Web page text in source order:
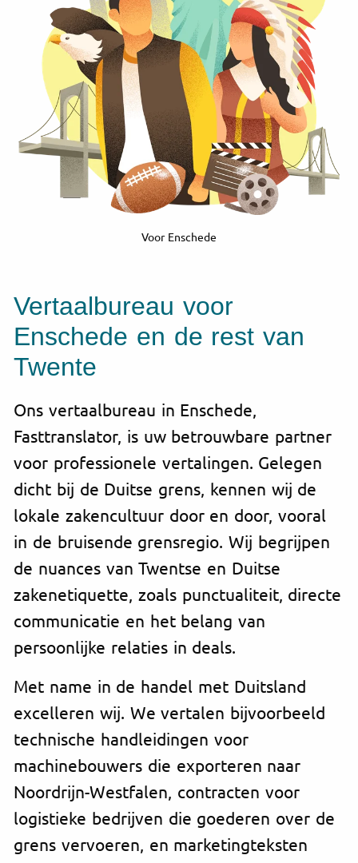
Voor Enschede
Vertaalbureau voor
Enschede en de rest van
Twente
Ons vertaalbureau in Enschede,
Fasttranslator, is uw betrouwbare partner
voor professionele vertalingen. Gelegen
dicht bij de Duitse grens, kennen wij de
lokale zakencultuur door en door, vooral
in de bruisende grensregio. Wij begrijpen
de nuances van Twentse en Duitse
zakenetiquette, zoals punctualiteit, directe
communicatie en het belang van
persoonlijke relaties in deals.
Met name in de handel met Duitsland
excelleren wij. We vertalen bijvoorbeeld
technische handleidingen voor
machinebouwers die exporteren naar
Noordrijn-Westfalen, contracten voor
logistieke bedrijven die goederen over de
grens vervoeren, en marketingteksten